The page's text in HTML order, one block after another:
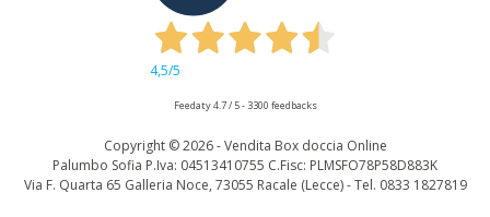
Copyright ©2026 - Vendita Box doccia Online
Palumbo Sofia P.Iva: 04513410755 C.Fisc: PLMSFO78P58D883K
Via F. Quarta 65 Galleria Noce, 73055 Racale (Lecce) - Tel. 0833 1827819
4,5/5
Feedaty4.7/ 5- 3300 feedbacks